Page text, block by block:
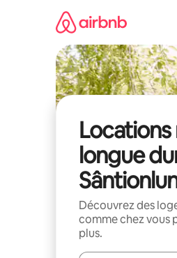
longue
Découvrez des
comme chez vous
plus.